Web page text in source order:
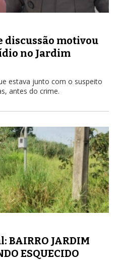
discussão motivou
no Jardim
estava junto com o suspeito
antes do crime.
BAIRRO JARDIM
ESQUECIDO